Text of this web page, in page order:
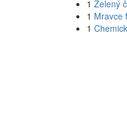
1 Zelený
1 Mravce
1